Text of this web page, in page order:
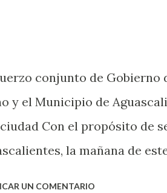
y nuevas experiencias
persona con experiencia te
son suficientemen...
conjunto de Gobierno
y el Municipio de
Con el propósito de
la mañana de
UN COMENTARIO